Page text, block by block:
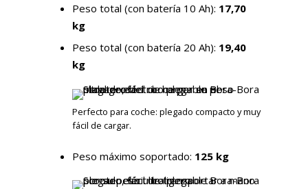
Peso total (con batería 10 Ah): 17,70
kg
Peso total (con batería 20 Ah): 19,40
kg
Perfecto para coche: plegado compacto y muy
fácil de cargar.
Peso máximo soportado: 125 kg